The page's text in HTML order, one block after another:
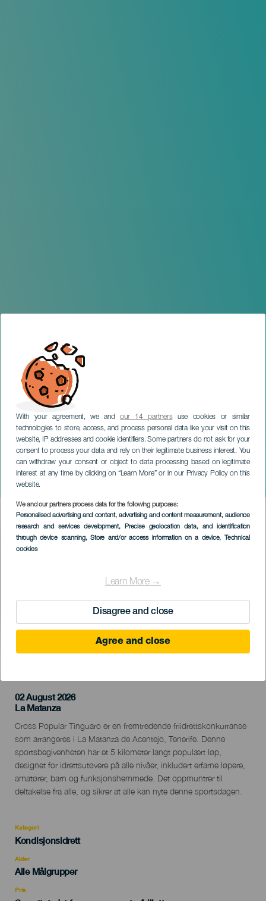
With your agreement, we andour 14 partnersuse cookies or similar
technologies to store, access, and process personal data like your visit on this
website, IP addresses and cookie identifiers. Some partners do not ask for your
consent to process your data and rely on their legitimate business interest. You
can withdraw your consent or object to data processing based on legitimate
interest at any time by clicking on “Learn More” or in our Privacy Policy on this
website.
We and our partners process data for the following purposes:
Personalised advertising and content, advertising and content measurement, audience
research and services development, Precise geolocation data, and identification
through device scanning, Store and/or access information on a device, Technical
cookies
Learn More →
Disagree and close
Agree and close
Cross Popular Tinguaro
TENERIFE
Imagen
Listado
02 August 2026
Localidad
La Matanza
Descripción
del
evento
Cross Popular Tinguaro er en fremtredende friidrettskonkurranse
som arrangeres i La Matanza de Acentejo, Tenerife. Denne
sportsbegivenheten har et 5 kilometer langt populært løp,
designet for idrettsutøvere på alle nivåer, inkludert erfarne løpere,
amatører, barn og funksjonshemmede. Det oppmuntrer til
deltakelse fra alle, og sikrer at alle kan nyte denne sportsdagen.
Kategori
Categoría
evento
Kondisjonsidrett
Alder
Edad
Recomendada
Alle Målgrupper
Pris